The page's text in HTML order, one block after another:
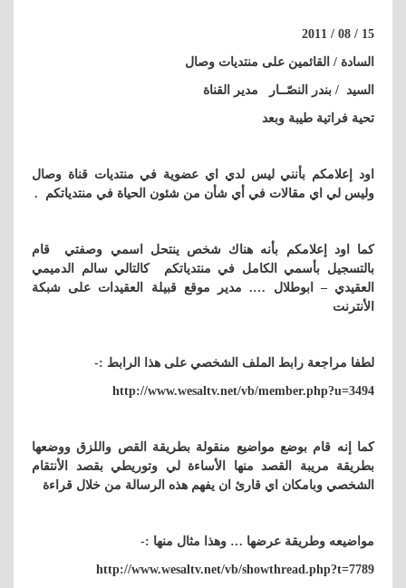
15 / 08 / 2011
السادة / القائمين على منتديات وصال
السيد / بندر النصّــار مدير القناة
تحية فراتية طيبة وبعد
اود إعلامكم بأنني ليس لدي اي عضوية في منتديات قناة وصال
وليس لي اي مقالات في أي شأن من شئون الحياة في منتدياتكم .
كما اود إعلامكم بأنه هناك شخص ينتحل اسمي وصفتي قام
بالتسجيل بأسمي الكامل في منتدياتكم كالتالي سالم الدميمي
العقيدي – ابوطلال …. مدير موقع قبيلة العقيدات على شبكة
الأنترنت
لطفا مراجعة رابط الملف الشخصي على هذا الرابط :-
http://www.wesaltv.net/vb/member.php?u=3494
كما إنه قام بوضع مواضيع منقولة بطريقة القص واللزق ووضعها
بطريقة مريبة القصد منها الأساءة لي وتوريطي بقصد الأنتقام
الشخصي وبامكان اي قارئ ان يفهم هذه الرسالة من خلال قراءة
مواضيعه وطريقة عرضها … وهذا مثال منها :-
http://www.wesaltv.net/vb/showthread.php?t=7789